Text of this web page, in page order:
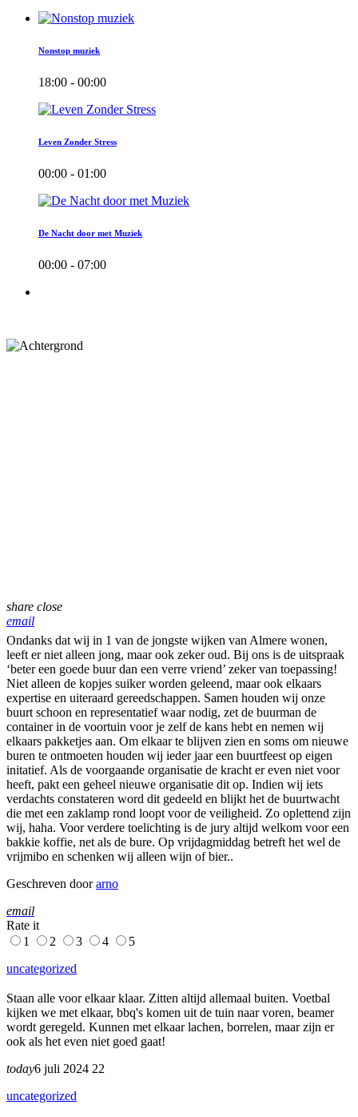
Nonstop muziek
18:00 - 00:00
Leven Zonder Stress
00:00 - 01:00
De Nacht door met Muziek
00:00 - 07:00
share close
email
Ondanks dat wij in 1 van de jongste wijken van Almere wonen,
leeft er niet alleen jong, maar ook zeker oud. Bij ons is de uitspraak
‘beter een goede buur dan een verre vriend’ zeker van toepassing!
Niet alleen de kopjes suiker worden geleend, maar ook elkaars
expertise en uiteraard gereedschappen. Samen houden wij onze
buurt schoon en representatief waar nodig, zet de buurman de
container in de voortuin voor je zelf de kans hebt en nemen wij
elkaars pakketjes aan. Om elkaar te blijven zien en soms om nieuwe
buren te ontmoeten houden wij ieder jaar een buurtfeest op eigen
initatief. Als de voorgaande organisatie de kracht er even niet voor
heeft, pakt een geheel nieuwe organisatie dit op. Indien wij iets
verdachts constateren word dit gedeeld en blijkt het de buurtwacht
die met een zaklamp rond loopt voor de veiligheid. Zo oplettend zijn
wij, haha. Voor verdere toelichting is de jury altijd welkom voor een
bakkie koffie, net als de bure. Op vrijdagmiddag betreft het wel de
vrijmibo en schenken wij alleen wijn of bier..
Geschreven doorarno
email
Rate it
1
2 3 4
5
uncategorized
Staan alle voor elkaar klaar. Zitten altijd allemaal buiten. Voetbal
kijken we met elkaar, bbq's komen uit de tuin naar voren, beamer
wordt geregeld. Kunnen met elkaar lachen, borrelen, maar zijn er
ook als het even niet goed gaat!
today6 juli 2024 22
uncategorized